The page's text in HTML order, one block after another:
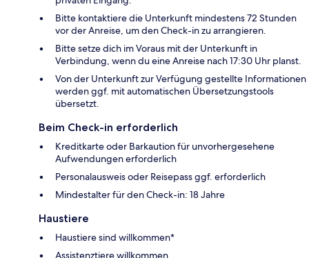
Bitte kontaktiere die Unterkunft mindestens 72 Stunden
vor der Anreise, um den Check-in zu arrangieren.
Bitte setze dich im Voraus mit der Unterkunft in
Verbindung, wenn du eine Anreise nach 17:30 Uhr planst.
Von der Unterkunft zur Verfügung gestellte Informationen
werden ggf. mit automatischen Übersetzungstools
übersetzt.
Beim Check-in erforderlich
Kreditkarte oder Barkaution für unvorhergesehene
Aufwendungen erforderlich
Personalausweis oder Reisepass ggf. erforderlich
Mindestalter für den Check-in: 18 Jahre
Haustiere
Haustiere sind willkommen*
Assistenztiere willkommen